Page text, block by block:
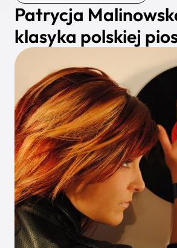
Miasto
Wyszukaj
Patrycja
klasyka polskiej